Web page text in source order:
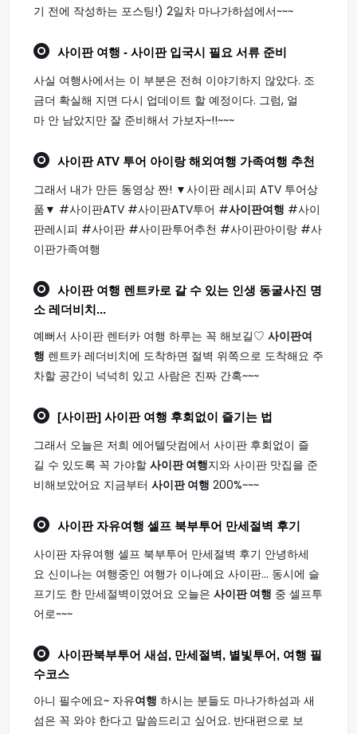
기 전에 작성하는 포스팅!) 2일차 마나가하섬에서~~~
사이판 여행 - 사이판 입국시 필요 서류 준비
사실 여행사에서는 이 부분은 전혀 이야기하지 않았다. 조
금더 확실해 지면 다시 업데이트 할 예정이다. 그럼, 얼
마 안 남았지만 잘 준비해서 가보자~!!~~~
사이판ATV 투어 아이랑 해외 여행 가족여행 추천
그래서 내가 만든 동영상 짠! ▼사이판 레시피 ATV 투어상
품▼ #사이판ATV #사이판ATV투어 #사이판여행 #사이
판레시피 #사이판 #사이판투어추천 #사이판아이랑 #사
이판가족여행
사이판 여행 렌트카로 갈 수 있는 인생 동굴사진 명
소 레더비치...
예뻐서 사이판 렌터카 여행 하루는 꼭 해보길♡ 사이판여
행 렌트카 레더비치에 도착하면 절벽 위쪽으로 도착해요 주
차할 공간이 넉넉히 있고 사람은 진짜 간혹~~~
[사이판] 사이판 여행 후회없이 즐기는 법
그래서 오늘은 저희 에어텔닷컴에서 사이판 후회없이 즐
길 수 있도록 꼭 가야할 사이판 여행지와 사이판 맛집을 준
비해보았어요 지금부터 사이판 여행 200%~~~
사이판자유여행 셀프 북부투어 만세절벽 후기
사이판 자유여행 셀프 북부투어 만세절벽 후기 안녕하세
요 신이나는 여행중인 여행가 이나예요 사이판... 동시에 슬
프기도 한 만세절벽이였어요 오늘은 사이판 여행 중 셀프투
어로~~~
사이판북부투어 새섬, 만세절벽, 별빛투어, 여행 필
수코스
아니 필수에요~ 자유여행 하시는 분들도 마나가하섬과 새
섬은 꼭 와야 한다고 말씀드리고 싶어요. 반대편으로 보